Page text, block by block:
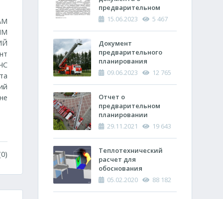
предварительном
планировании
подразделений по
тушению пожара
15.06.2023 5 467
Документ
предварительного
планирования
действий по тушению
спасательных работ
(ОПП)
09.06.2023 12 765
Отчет о
предварительном
планировании
действий пожарно-
тушению пожара и
проведению
аварийно-
спасательных работ
29.11.2021 19 643
Теплотехнический
расчет ​для
обоснования
противопожарных
05.02.2020 88 182